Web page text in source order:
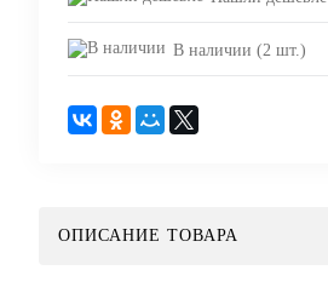
В наличии (2 шт.)
ОПИСАНИЕ ТОВАРА